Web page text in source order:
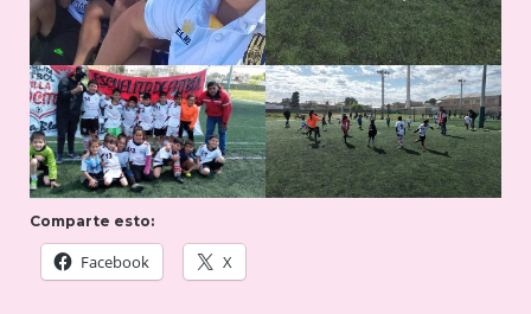
Comparte esto:
Facebook X